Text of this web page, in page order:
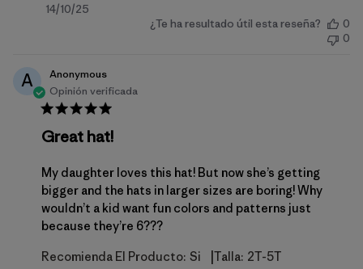
Fecha
14/10/25
¿Te ha resultado útil esta reseña?
0
0
A
Anonymous
Opinión verificada
Great hat!
My daughter loves this hat! But now she’s getting
bigger and the hats in larger sizes are boring! Why
wouldn’t a kid want fun colors and patterns just
because they’re 6???
Recomienda El Producto: Si Talla: 2T-5T